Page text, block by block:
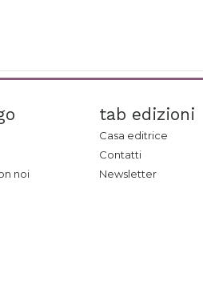
noi
tab edizioni
Casa editrice
Contatti
Newsletter